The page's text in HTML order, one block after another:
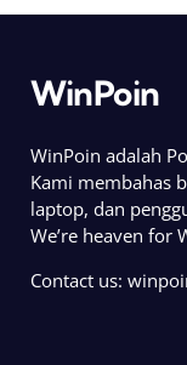
WinPoin
WinPoin adalah
Kami membahas
laptop, dan
We’re heaven for
Contact us: